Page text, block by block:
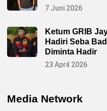
7 Juni 2026
Ketum GRIB
Hadiri Seba
Diminta Hadir
23 April 2026
Media Network